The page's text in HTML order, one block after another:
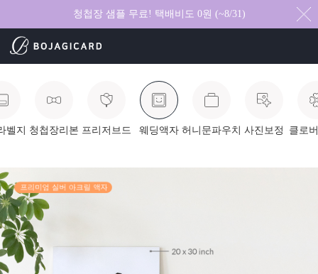
청첩장 샘플 무료! 택배비도 0원 (~8/31)
벨지 청첩장리본 프리저브드 웨딩액자 허니문파우치 사진보정 클로